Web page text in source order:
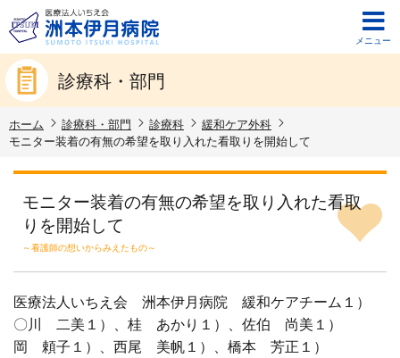
メニュー
診療科・部門
ホーム 診療科・部門 診療科
緩和ケア外科
モニター装着の有無の希望を取り入れた看取りを開始して
モニター装着の有無の希望を取り入れた看取
りを開始して
～看護師の想いからみえたもの～
医療法人いちえ会 洲本伊月病院 緩和ケアチーム１）
〇川 二美１）、桂 あかり１）、佐伯 尚美１）
岡 頼子１）、西尾 美帆１）、橋本 芳正１）